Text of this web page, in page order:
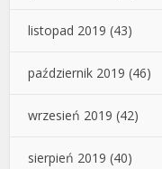
listopad 2019 (43)
październik 2019 (46)
wrzesień 2019 (42)
sierpień 2019 (40)